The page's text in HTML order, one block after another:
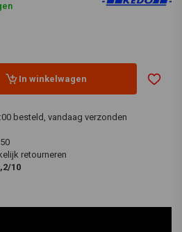
In winkelwagen
besteld, vandaag verzonden
retourneren
10